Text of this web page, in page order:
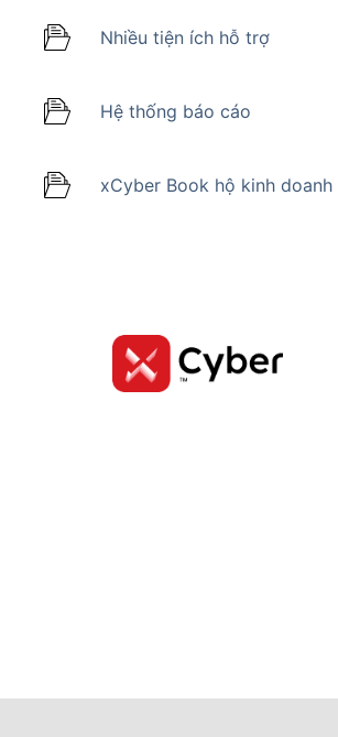
Nhiều tiện ích hỗ trợ
Hệ thống báo cáo
xCyber Book hộ kinh doanh